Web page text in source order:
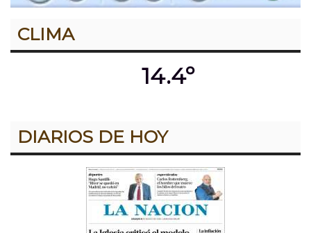
CLIMA
14.4º
DIARIOS DE HOY